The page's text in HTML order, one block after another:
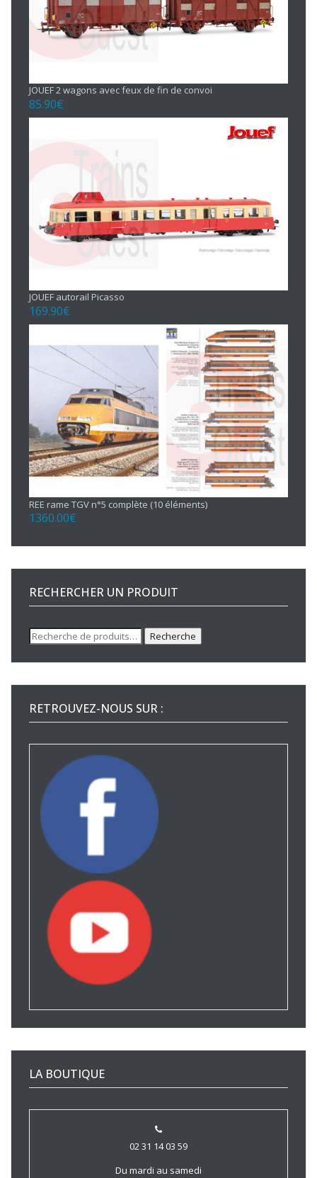
JOUEF 2 wagons avec feux de fin de convoi
85.90€
JOUEF autorail Picasso
169.90€
REE rame TGV n°5 complète (10 éléments)
1360.00€
RECHERCHER UN PRODUIT
Recherche
pour :
Recherche
RETROUVEZ-NOUS SUR :
LA BOUTIQUE
02 31 14 03 59
Du mardi au samedi